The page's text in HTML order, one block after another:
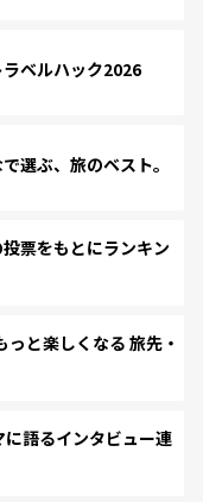
ベルハック2026
選ぶ、旅のベスト。
票をもとにランキン
と楽しくなる 旅先・
語るインタビュー連